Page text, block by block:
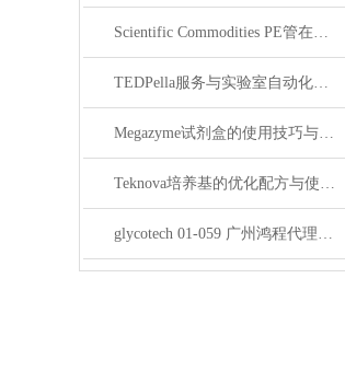
Scientific Commodities PE管在环保实验中的作用
TEDPella服务与实验室自动化设备的整合
Megazyme试剂盒的使用技巧与实验优化方法
Teknova培养基的优化配方与使用技巧
glycotech 01-059 广州鸿程代理：开启糖生物学研究新征程